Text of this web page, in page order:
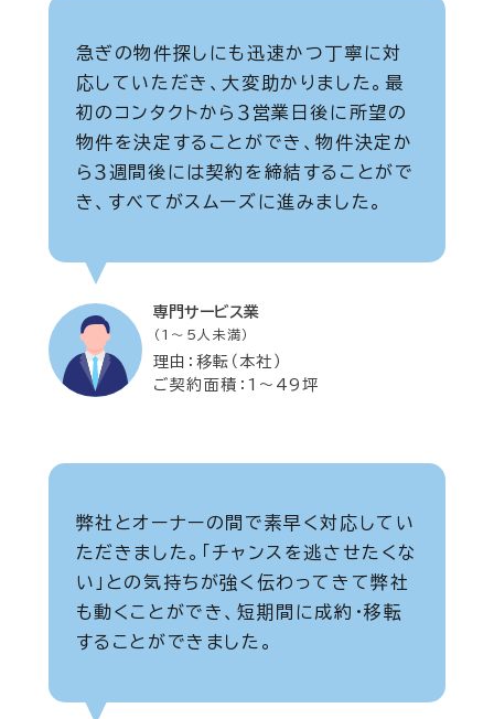
急ぎの物件探しにも迅速かつ丁寧に対
応していただき、大変助かりました。最
初のコンタクトから３営業日後に所望の
物件を決定することができ、物件決定か
ら３週間後には契約を締結することがで
き、すべてがスムーズに進みました。
専門サービス業
（1～5人未満）
理由：移転（本社）
ご契約面積：1～49坪
弊社とオーナーの間で素早く対応してい
ただきました。「チャンスを逃させたくな
い」との気持ちが強く伝わってきて弊社
も動くことができ、短期間に成約・移転
することができました。